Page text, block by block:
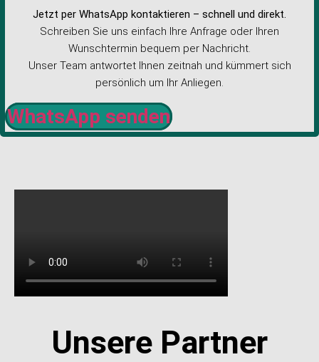
Jetzt per WhatsApp kontaktieren – schnell und direkt.
Schreiben Sie uns einfach Ihre Anfrage oder Ihren
Wunschtermin bequem per Nachricht.
Unser Team antwortet Ihnen zeitnah und kümmert sich
persönlich um Ihr Anliegen.
WhatsApp senden
Unsere Partner